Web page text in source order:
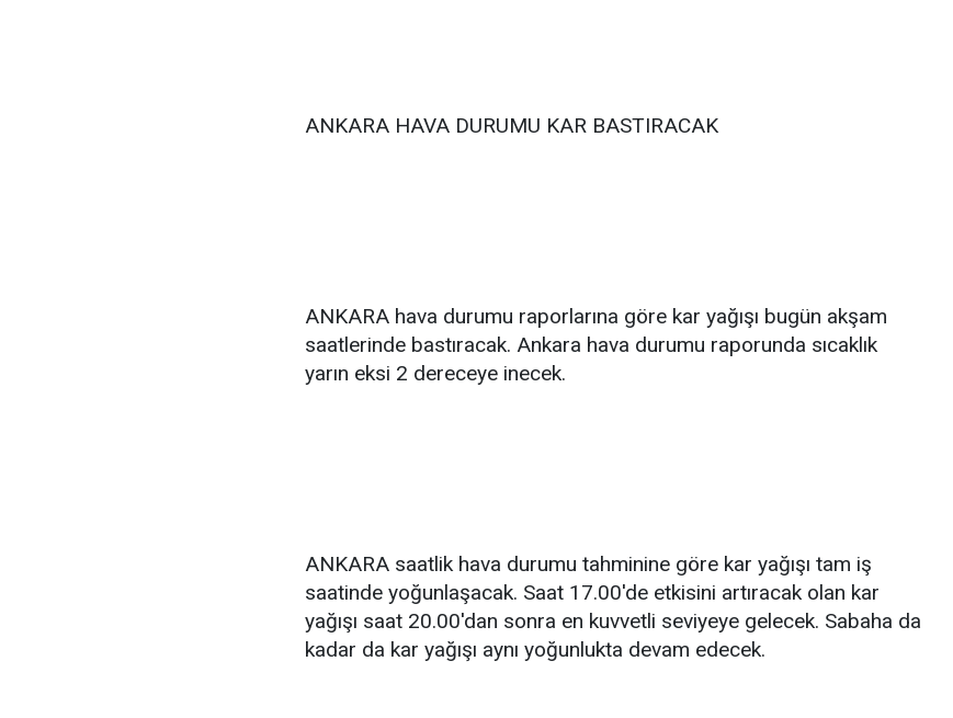
ANKARA HAVA DURUMU KAR BASTIRACAK
ANKARA hava durumu raporlarına göre kar yağışı bugün akşam
saatlerinde bastıracak. Ankara hava durumu raporunda sıcaklık
yarın eksi 2 dereceye inecek.
ANKARA saatlik hava durumu tahminine göre kar yağışı tam iş
saatinde yoğunlaşacak. Saat 17.00'de etkisini artıracak olan kar
yağışı saat 20.00'dan sonra en kuvvetli seviyeye gelecek. Sabaha da
kadar da kar yağışı aynı yoğunlukta devam edecek.